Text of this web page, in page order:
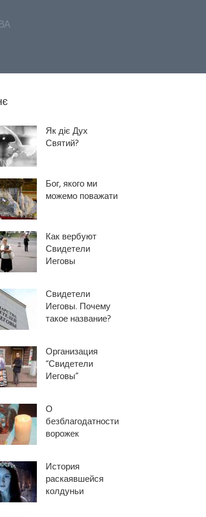
Як діє Дух
Святий?
Бог, якого ми
можемо поважати
Как вербуют
Свидетели
Иеговы
Свидетели
Иеговы. Почему
такое название?
Организация
“Свидетели
Иеговы”
О
безблагодатности
ворожек
История
раскаявшейся
колдуньи